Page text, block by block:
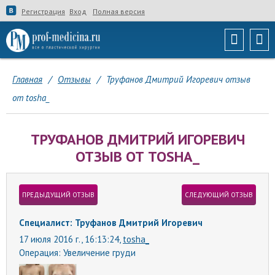
Регистрация Вход Полная версия
Главная / Отзывы / Труфанов Дмитрий Игоревич отзыв
от tosha_
ТРУФАНОВ ДМИТРИЙ ИГОРЕВИЧ
ОТЗЫВ ОТ TOSHA_
ПРЕДЫДУЩИЙ ОТЗЫВ СЛЕДУЮЩИЙ ОТЗЫВ
Специалист: Труфанов Дмитрий Игоревич
17 июля 2016 г., 16:13:24, tosha_
Операция: Увеличение груди